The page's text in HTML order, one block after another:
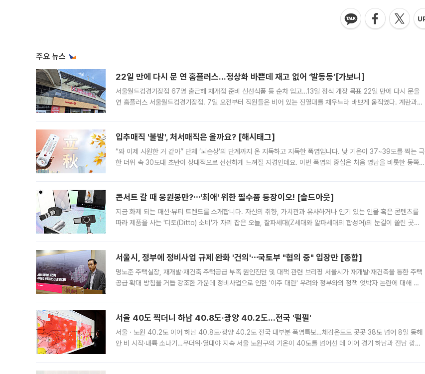
주요 뉴스
22일 만에 다시 문 연 홈플러스…정상화 바쁜데 재고 없어 ‘발동동’[가보니]
서울월드컵경기장점 67명 출근해 재개점 준비 신선식품 등 순차 입고…13일 정식 개장 목표 22일 만에 다시 문을
연 홈플러스 서울월드컵경기장점. 7일 오전부터 직원들은 비어 있는 진열대를 채우느라 바쁘게 움직였다. 계란과
입추매직 '불발', 처서매직은 올까요? [해시태그]
“와 이제 시원한 거 같아” 단체 ‘뇌손상’의 단계까지 온 지독하고 지독한 폭염입니다. 낮 기온이 37~39도를 찍는 극
한 더위 속 30도대 초반이 상대적으로 선선하게 느껴질 지경인데요. 이번 폭염의 중심은 처음 영남을 비롯한 동쪽
콘서트 갈 때 응원봉만?⋯'최애' 위한 필수품 등장이오! [솔드아웃]
지금 화제 되는 패션·뷰티 트렌드를 소개합니다. 자신의 취향, 가치관과 유사하거나 인기 있는 인물 혹은 콘텐츠를
따라 제품을 사는 '디토(Ditto) 소비'가 자리 잡은 오늘, 잘파세대(Z세대와 알파세대의 합성어)의 눈길이 쏠린 곳은
서울시, 정부에 정비사업 규제 완화 '건의'⋯국토부 "협의 중" 입장만 [종합]
명노준 주택실장, 재개발·재건축 주택공급 부족 원인진단 및 대책 관련 브리핑 서울시가 재개발·재건축을 통한 주택
공급 확대 방침을 거듭 강조한 가운데 정비사업으로 인한 '이주 대란' 우려와 정부와의 정책 엇박자 논란에 대해 정
서울 40도 찍더니 하남 40.8도·광양 40.2도…전국 '펄펄'
서울ㆍ노원 40.2도 이어 하남 40.8도·광양 40.2도 전국 대부분 폭염특보…체감온도도 곳곳 38도 넘어 8일 동해
안 비 시작·내륙 소나기…무더위·열대야 지속 서울 노원구의 기온이 40도를 넘어선 데 이어 경기 하남과 전남 광양